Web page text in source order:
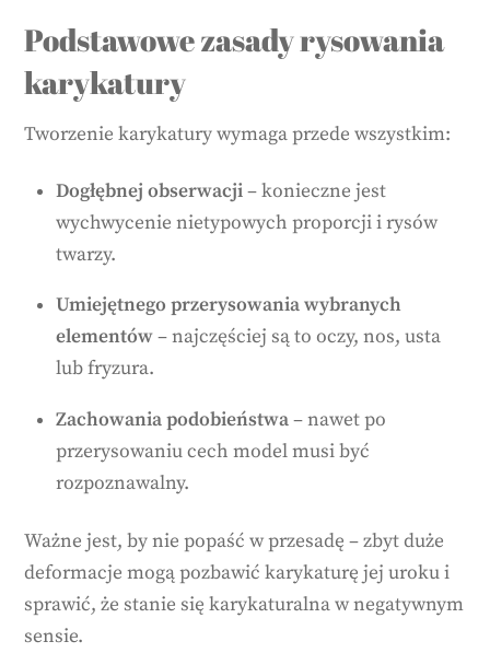
Podstawowe zasady rysowania
karykatury
Tworzenie karykatury wymaga przede wszystkim:
Dogłębnej obserwacji– konieczne jest
wychwycenie nietypowych proporcji i rysów
twarzy.
Umiejętnego przerysowania wybranych
elementów– najczęściej są to oczy, nos, usta
lub fryzura.
Zachowania podobieństwa– nawet po
przerysowaniu cech model musi być
rozpoznawalny.
Ważne jest, by nie popaść w przesadę – zbyt duże
deformacje mogą pozbawić karykaturę jej uroku i
sprawić, że stanie się karykaturalna w negatywnym
sensie.